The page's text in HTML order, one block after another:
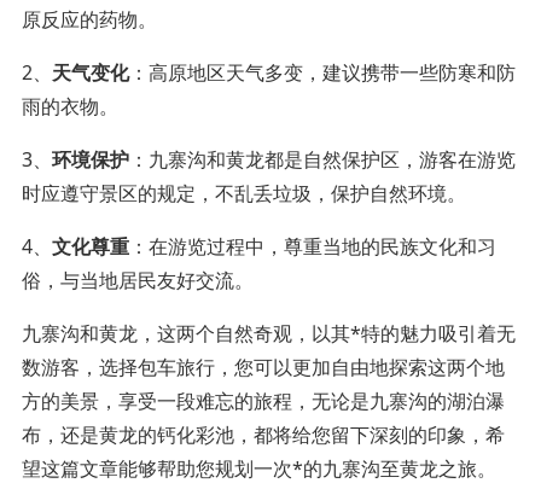
原反应的药物。
2、 天气变化：高原地区天气多变，建议携带一些防寒和防
雨的衣物。
3、 环境保护：九寨沟和黄龙都是自然保护区，游客在游览
时应遵守景区的规定，不乱丢垃圾，保护自然环境。
4、 文化尊重：在游览过程中，尊重当地的民族文化和习
俗，与当地居民友好交流。
九寨沟和黄龙，这两个自然奇观，以其*特的魅力吸引着无
数游客，选择包车旅行，您可以更加自由地探索这两个地
方的美景，享受一段难忘的旅程，无论是九寨沟的湖泊瀑
布，还是黄龙的钙化彩池，都将给您留下深刻的印象，希
望这篇文章能够帮助您规划一次*的九寨沟至黄龙之旅。